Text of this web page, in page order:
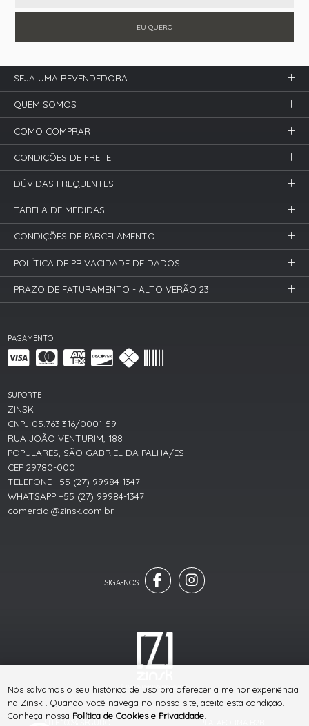
EU QUERO
PAGAMENTO
SITE 100% SEGURO PLATAFORMA B2B
SUPORTE
ZINSK
CNPJ 05.763.316/0001-59
RUA JOÃO VENTURIM, 188
POPULARES, SÃO GABRIEL DA PALHA/ES
CEP 29780-000
TELEFONE +55 (27) 99984-1347
WHATSAPP +55 (27) 99984-1347
comercial@zinsk.com.br
SEJA UMA REVENDEDORA
QUEM SOMOS
COMO COMPRAR
CONDIÇÕES DE FRETE
DÚVIDAS FREQUENTES
TABELA DE MEDIDAS
CONDIÇÕES DE PARCELAMENTO
POLÍTICA DE PRIVACIDADE DE DADOS
PRAZO DE FATURAMENTO - ALTO VERÃO 23
® TODOS DIREITOS RESERVADOS
Nós salvamos o seu histórico de uso pra oferecer a melhor experiência
na Zinsk . Quando você navega no nosso site, aceita esta condição.
Conheça nossa Política de Cookies e Privacidade